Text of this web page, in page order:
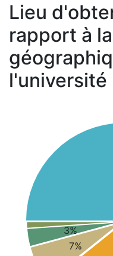
Lieu
rapport à
l'université
7%
3%